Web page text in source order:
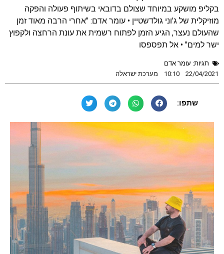
בקליפ מושקע במיוחד שצולם בדובאי בשיתוף פעולה והפקה
מוזיקלית של ג'וני גולדשטיין • עומר אדם: "אחרי הרבה מאוד זמן
שהעולם נעצר, הגיע הזמן לפתוח רשמית את עונת הרחצה ולקפוץ
ישר למים" • אל תפספסו
תגיות: עומר אדם
22/04/2021
10:10 מערכת ישראלה
שתפו: